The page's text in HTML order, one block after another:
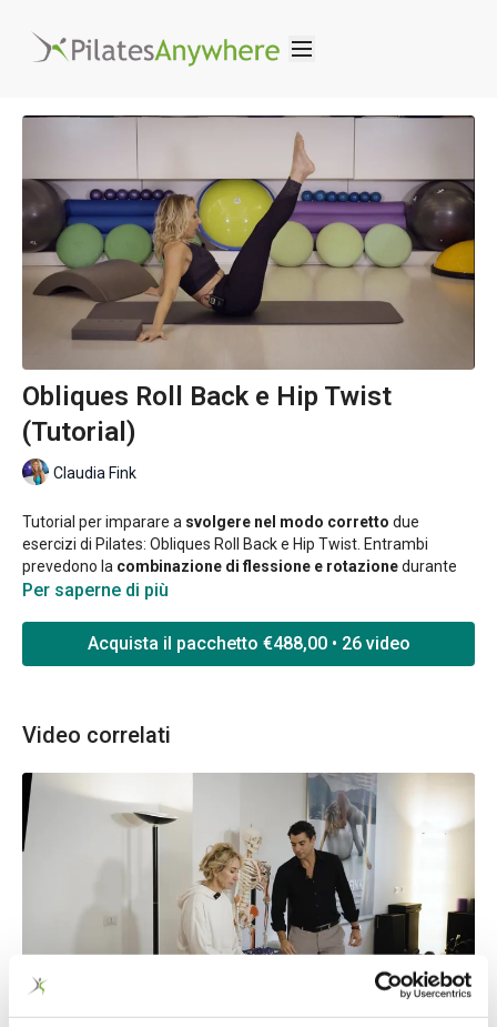
Obliques Roll Back e Hip Twist
(Tutorial)
Claudia Fink
Tutorial per imparare a svolgere nel modo corretto due
esercizi di Pilates: Obliques Roll Back e Hip Twist. Entrambi
prevedono la combinazione di flessione e rotazionedurante
l'esecuzione.
Obliques Roll Back e Hip Twist: che rischi comportano per chi ha
una predisposizione ad avere protrusioni o ernie discali? Alcuni
Per saperne di più
Acquista il pacchetto €488,00 • 26 video
Video correlati
01:41:29